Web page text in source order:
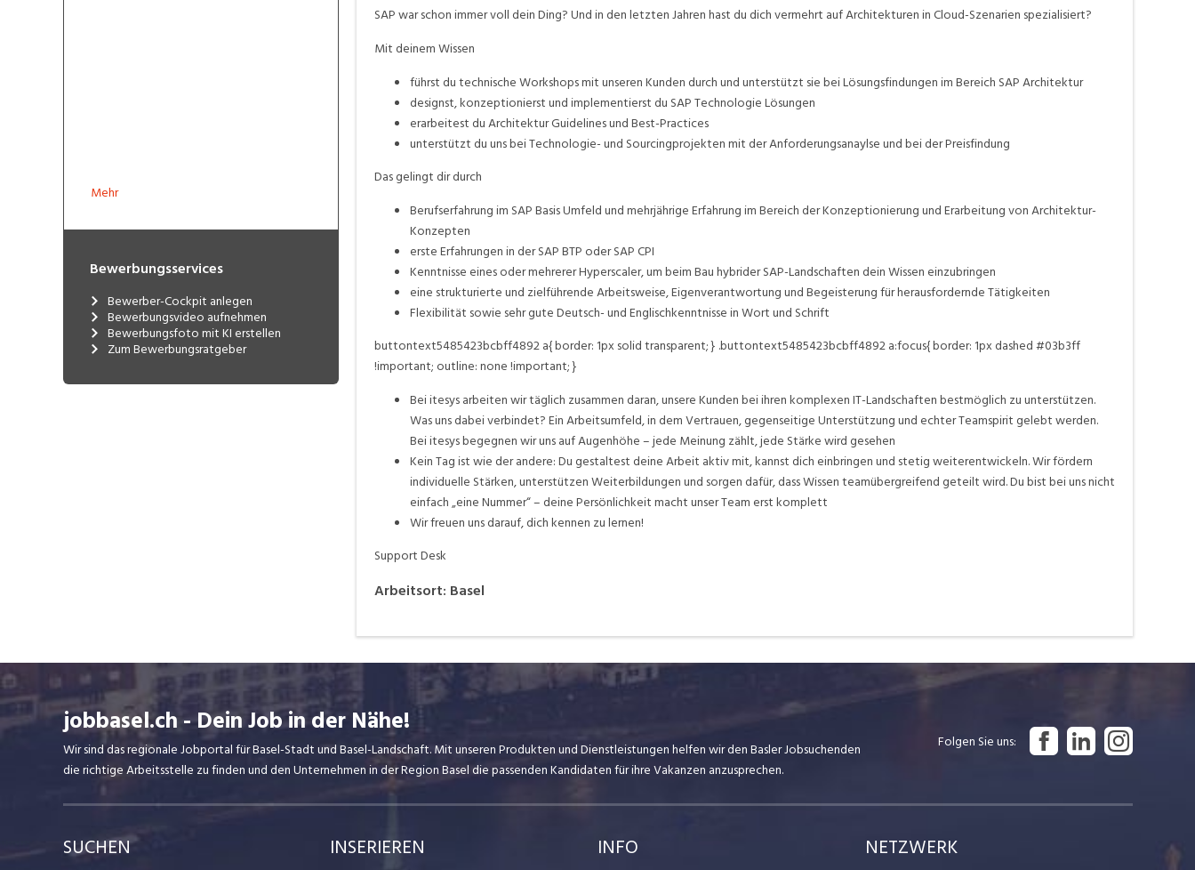
Mehr
Bewerbungsservices
Bewerber-Cockpit anlegen
Bewerbungsvideo aufnehmen
Bewerbungsfoto mit KI erstellen
Zum Bewerbungsratgeber
SAP war schon immer voll dein Ding? Und in den letzten Jahren hast du dich vermehrt auf Architekturen in Cloud-Szenarien spezialisiert?
Mit deinem Wissen
führst du technische Workshops mit unseren Kunden durch und unterstützt sie bei Lösungsfindungen im Bereich SAP Architektur
designst, konzeptionierst und implementierst du SAP Technologie Lösungen
erarbeitest du Architektur Guidelines und Best-Practices
unterstützt du uns bei Technologie- und Sourcingprojekten mit der Anforderungsanaylse und bei der Preisfindung
Das gelingt dir durch
Berufserfahrung im SAP Basis Umfeld und mehrjährige Erfahrung im Bereich der Konzeptionierung und Erarbeitung von Architektur-
Konzepten
erste Erfahrungen in der SAP BTP oder SAP CPI
Kenntnisse eines oder mehrerer Hyperscaler, um beim Bau hybrider SAP-Landschaften dein Wissen einzubringen
eine strukturierte und zielführende Arbeitsweise, Eigenverantwortung und Begeisterung für herausfordernde Tätigkeiten
Flexibilität sowie sehr gute Deutsch- und Englischkenntnisse in Wort und Schrift
buttontext5485423bcbff4892 a{ border: 1px solid transparent; } .buttontext5485423bcbff4892 a:focus{ border: 1px dashed #03b3ff
!important; outline: none !important; }
Bei itesys arbeiten wir täglich zusammen daran, unsere Kunden bei ihren komplexen IT-Landschaften bestmöglich zu unterstützen.
Was uns dabei verbindet? Ein Arbeitsumfeld, in dem Vertrauen, gegenseitige Unterstützung und echter Teamspirit gelebt werden.
Bei itesys begegnen wir uns auf Augenhöhe – jede Meinung zählt, jede Stärke wird gesehen
Kein Tag ist wie der andere: Du gestaltest deine Arbeit aktiv mit, kannst dich einbringen und stetig weiterentwickeln. Wir fördern
individuelle Stärken, unterstützen Weiterbildungen und sorgen dafür, dass Wissen teamübergreifend geteilt wird. Du bist bei uns nicht
einfach „eine Nummer“ – deine Persönlichkeit macht unser Team erst komplett
Wir freuen uns darauf, dich kennen zu lernen!
Support Desk
Arbeitsort: Basel
jobbasel.ch - Dein Job in der Nähe!
Wir sind das regionale Jobportal für Basel-Stadt und Basel-Landschaft. Mit unseren Produkten und Dienstleistungen helfen wir den Basler Jobsuchenden
die richtige Arbeitsstelle zu finden und den Unternehmen in der Region Basel die passenden Kandidaten für ihre Vakanzen anzusprechen.
Folgen Sie uns
SUCHEN INSERIEREN INFO NETZWERK